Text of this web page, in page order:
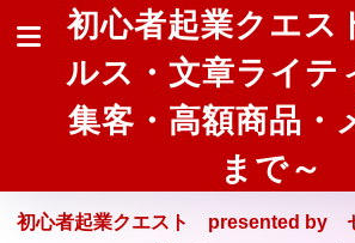
初心者起業クエス
ルス・文章ライテ
集客・高額商品・
まで～
初心者起業クエスト presented by